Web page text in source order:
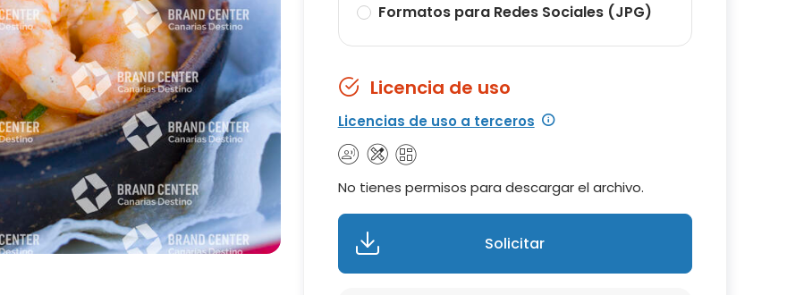
Formatos para Redes Sociales (JPG)
Licencia de uso
Licencias de uso a terceros
No tienes permisos para descargar el archivo.
Solicitar